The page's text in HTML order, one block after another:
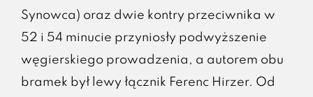
Synowca) oraz dwie kontry przeciwnika w
52 i 54 minucie przyniosły podwyższenie
węgierskiego prowadzenia, a autorem obu
bramek był lewy łącznik Ferenc Hirzer. Od